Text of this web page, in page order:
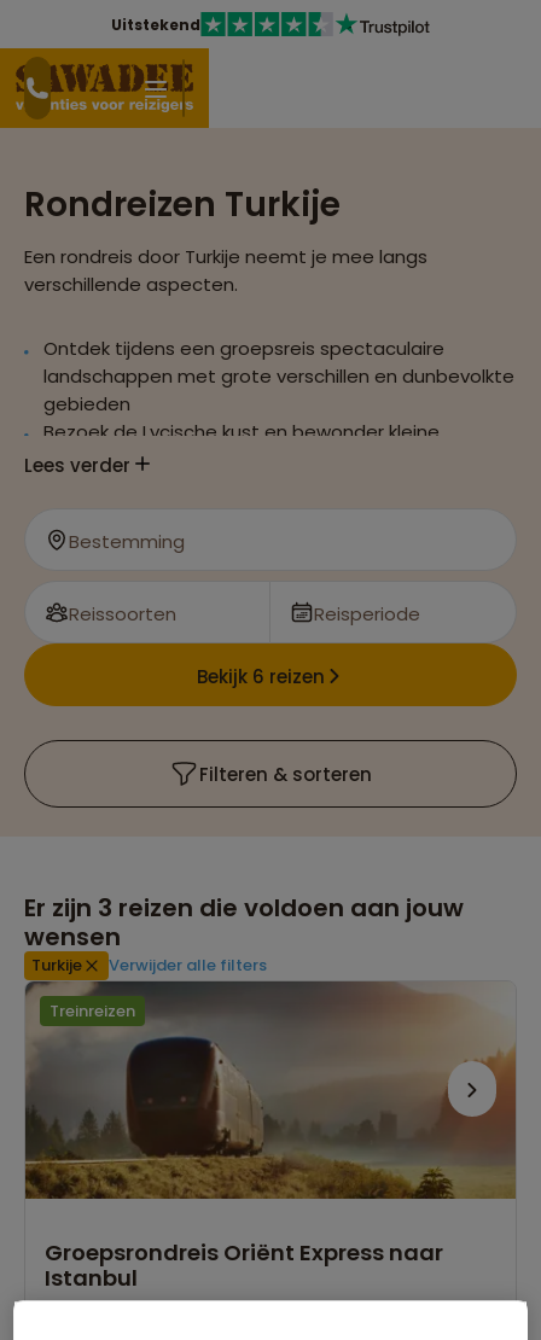
Uitstekend
Rondreizen Turkije
Een rondreis door Turkije neemt je mee langs
verschillende aspecten.
Ontdek tijdens een groepsreis spectaculaire
landschappen met grote verschillen en dunbevolkte
gebieden
Bezoek de Lycische kust en bewonder kleine,
toeristische plaatsjes als Dalyan en Kas
Lees verder
Bestemming
Reissoorten Reisperiode
Bekijk 6 reizen
Filteren & sorteren
Er zijn 3 reizen die voldoen aan jouw
wensen
Turkije
Verwijder alle filters
Treinreizen
Groepsrondreis Oriënt Express naar
Istanbul